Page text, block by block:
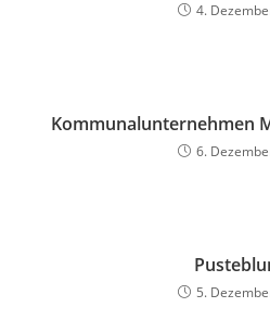
4.
Kommunalunternehmen
6.
5.